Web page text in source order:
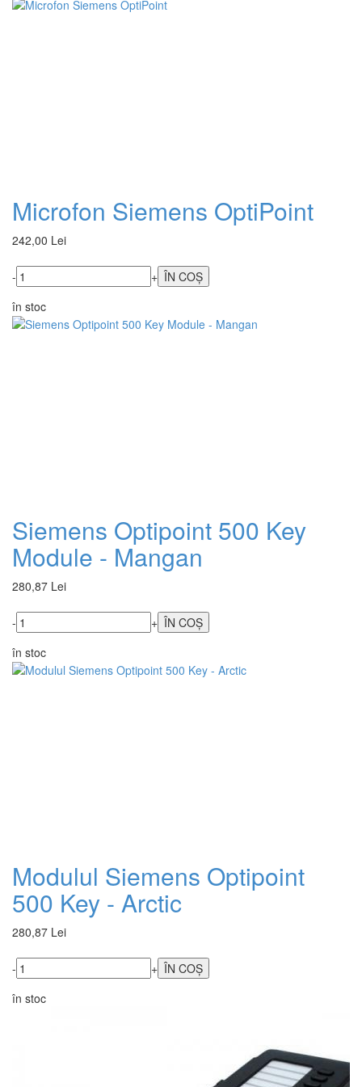
Microfon Siemens OptiPoint
242,00 Lei
-
+
în stoc
Siemens Optipoint 500 Key
Module - Mangan
280,87 Lei
-
+
în stoc
Modulul Siemens Optipoint
500 Key - Arctic
280,87 Lei
-
+
în stoc